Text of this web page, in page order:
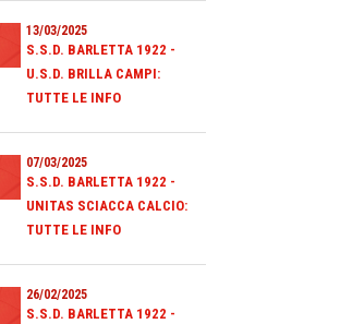
13/03/2025
S.S.D. BARLETTA 1922 -
U.S.D. BRILLA CAMPI:
TUTTE LE INFO
07/03/2025
S.S.D. BARLETTA 1922 -
UNITAS SCIACCA CALCIO:
TUTTE LE INFO
26/02/2025
S.S.D. BARLETTA 1922 -